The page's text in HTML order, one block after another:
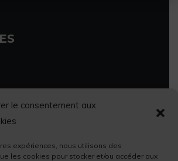
le consentement aux
expériences, nous utilisons des
les cookies pour stocker et/ou accéder aux